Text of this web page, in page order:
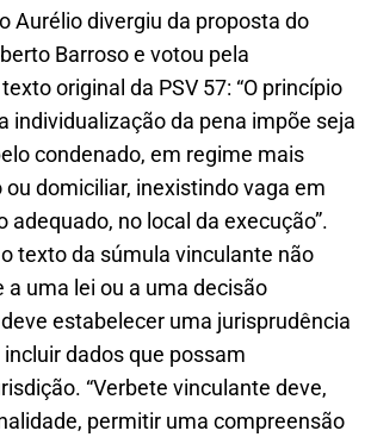
Aurélio divergiu da proposta do
Barroso e votou pela
original da PSV 57: “O princípio
individualização da pena impõe seja
condenado, em regime mais
domiciliar, inexistindo vaga em
no local da execução”.
texto da súmula vinculante não
a uma lei ou a uma decisão
estabelecer uma jurisprudência
dados que possam
“Verbete vinculante deve,
permitir uma compreensão